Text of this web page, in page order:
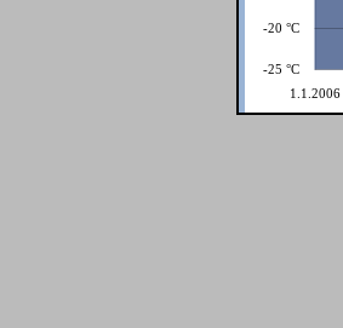
1.1.2006
-25 °C
-20 °C